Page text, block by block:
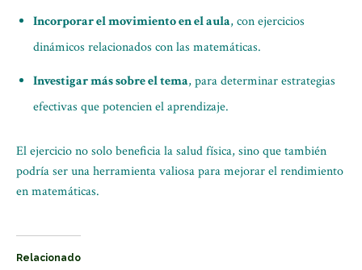
Incorporar el movimiento en el aula, con ejercicios
dinámicos relacionados con las matemáticas.
Investigar más sobre el tema, para determinar estrategias
efectivas que potencien el aprendizaje.
El ejercicio no solo beneficia la salud física, sino que también
podría ser una herramienta valiosa para mejorar el rendimiento
en matemáticas.
Relacionado